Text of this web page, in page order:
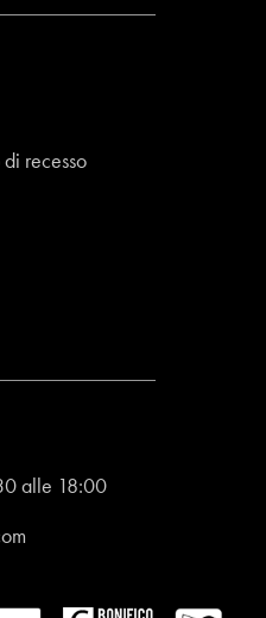
recesso
alle 18:00